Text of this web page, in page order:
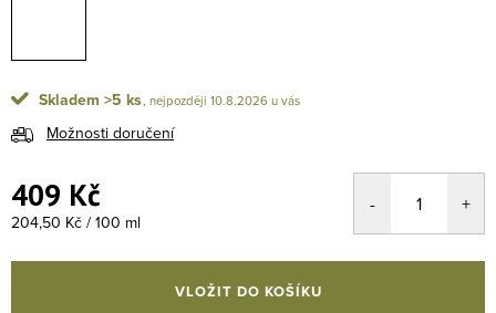
Skladem >5 ks 10.8.2026
Možnosti doručení
409 Kč
Měrná cena:
204,50 Kč / 100 ml
VLOŽIT DO KOŠÍKU